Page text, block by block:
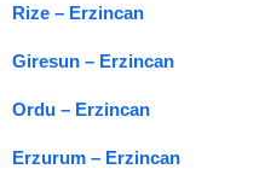
Rize – Erzincan
Giresun – Erzincan
Ordu – Erzincan
Erzurum – Erzincan